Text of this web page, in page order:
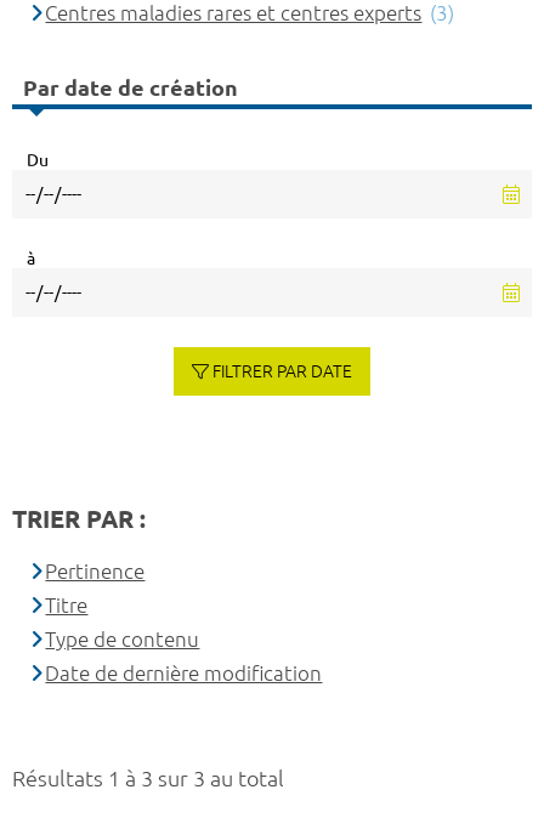
Résultats 1 à 3 sur 3 au total
Centres maladies rares et centres experts (3)
Par date de création
Du
à
FILTRER PAR DATE
TRIER PAR :
Pertinence
Titre
Type de contenu
Date de dernière modification